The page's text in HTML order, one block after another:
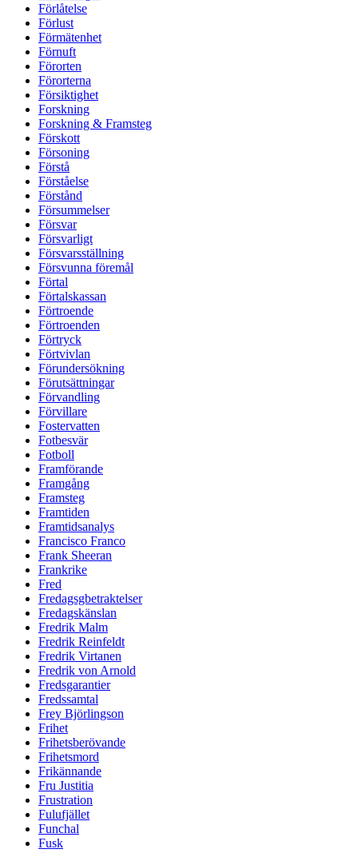
Förlåtelse
Förlust
Förmätenhet
Förnuft
Förorten
Förorterna
Försiktighet
Forskning
Forskning & Framsteg
Förskott
Försoning
Förstå
Förståelse
Förstånd
Försummelser
Försvar
Försvarligt
Försvarsställning
Försvunna föremål
Förtal
Förtalskassan
Förtroende
Förtroenden
Förtryck
Förtvivlan
Förundersökning
Förutsättningar
Förvandling
Förvillare
Fostervatten
Fotbesvär
Fotboll
Framförande
Framgång
Framsteg
Framtiden
Framtidsanalys
Francisco Franco
Frank Sheeran
Frankrike
Fred
Fredagsgbetraktelser
Fredagskänslan
Fredrik Malm
Fredrik Reinfeldt
Fredrik Virtanen
Fredrik von Arnold
Fredsgarantier
Fredssamtal
Frey Björlingson
Frihet
Frihetsberövande
Frihetsmord
Frikännande
Fru Justitia
Frustration
Fulufjället
Funchal
Fusk